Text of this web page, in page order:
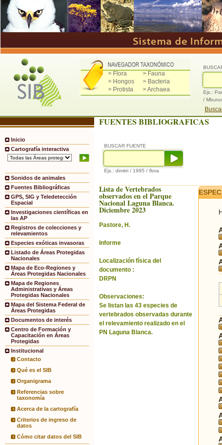
> Flora
> Fauna
> Hongos
> Bacteria
> Protista
> Archaea
Ejs.:
/
Inicio
Cartografía interactiva
Sonidos de animales
Fuentes Bibliográficas
GPS, SIG y Teledetección
Espacial
Investigaciones científicas en
las AP
Registros de colecciones y
relevamientos
Especies exóticas invasoras
Listado de Áreas Protegidas
Nacionales
Mapa de Eco-Regiones y
Áreas Protegidas Nacionales
Mapa de Regiones
Administrativas y Áreas
Protegidas Nacionales
Mapa del Sistema Federal de
Áreas Protegidas
Documentos de interés
Centro de Formación y
Capacitación en Áreas
Protegidas
Institucional
Contacto
Qué es el SIB
Organigrama
Referencias sobre
taxonomía
Acerca de la cartografía
Criterios de ingreso de
datos
Cómo citar datos del SIB
FUENTES BIBLIOGRAFICAS
BUSCAR FUENTE
Ejs.: dimitri / 1995 / flora
Lista de Vertebrados
observados en el Parque
Nacional Laguna Blanca.
Diciembre 2023
Pastore, H.
Informe
Localización física del
documento :
DRPN
Observaciones:
Se listan las 43 especies de
vertebrados observadas durante
el relevamiento realizado en el
PN Laguna Blanca.